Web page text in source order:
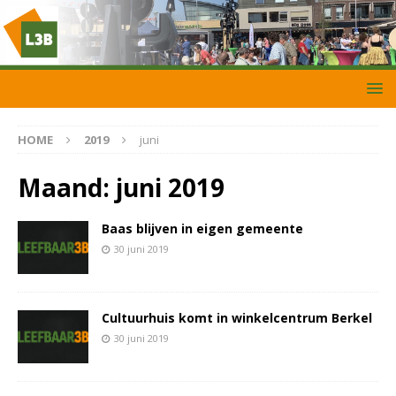
HOME 2019 juni
Maand: juni 2019
Baas blijven in eigen gemeente
30 juni 2019
Cultuurhuis komt in winkelcentrum Berkel
30 juni 2019